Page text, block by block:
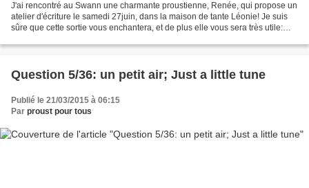
J'ai rencontré au Swann une charmante proustienne, Renée, qui propose un
atelier d'écriture le samedi 27juin, dans la maison de tante Léonie! Je suis
sûre que cette sortie vous enchantera, et de plus elle vous sera très utile:
Question 5/36: un petit air; Just a little tune
Publié le 21/03/2015 à 06:15
Par proust pour tous